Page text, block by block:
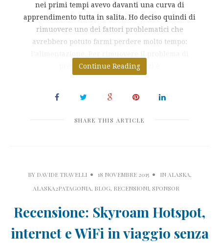
nei primi tempi avevo davanti una curva di
apprendimento tutta in salita. Ho deciso quindi di
rimuovere uno dei fattori problematici che
avrebbero potuto farmi perdere molto tempo:
preparare colazioni, pranzi e
Continue Reading
SHARE THIS ARTICLE
BY DAVIDE TRAVELLI 18 NOVEMBRE 2015 IN ALASKA,
ALASKA2PATAGONIA, BLOG, RECENSIONI, SPONSOR
Recensione: Skyroam Hotspot,
internet e WiFi in viaggio senza